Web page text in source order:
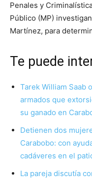
Penales y
Público (MP)
Martínez, para
Te puede
Tarek William Saab
armados que
su ganado en
Detienen dos
Carabobo: con
cadáveres en el
La pareja discutía